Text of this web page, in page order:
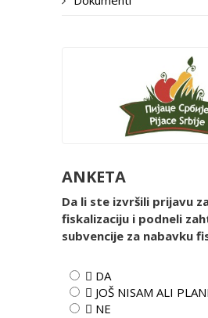
ANKETA
Da li ste izvršili prijavu
fiskalizaciju i podneli
subvencije za nabavku
 DA
 JOŠ NISAM ALI
 NE